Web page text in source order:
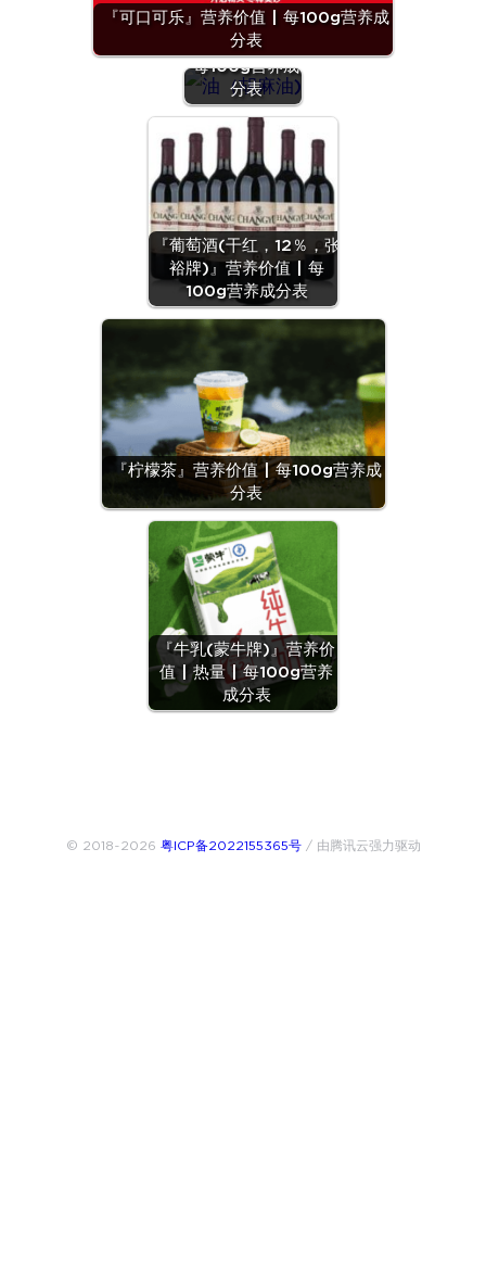
『可口可乐』营养价值 | 每100g营养成
分表
『油（胡麻
油)』营养价值 |
每100g营养成
分表
『葡萄酒(干红，12％，张
裕牌)』营养价值 | 每
100g营养成分表
『柠檬茶』营养价值 | 每100g营养成
分表
『牛乳(蒙牛牌)』营养价
值 | 热量 | 每100g营养
成分表
© 2018~2026 粤ICP备2022155365号/ 由腾讯云强力驱动